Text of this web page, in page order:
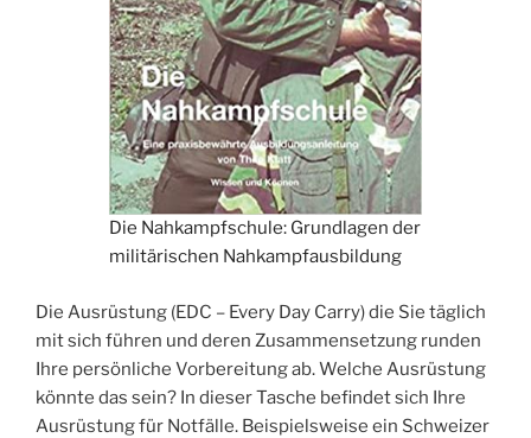
Die Nahkampfschule: Grundlagen der
militärischen Nahkampfausbildung
Die Ausrüstung (EDC – Every Day Carry) die Sie täglich
mit sich führen und deren Zusammensetzung runden
Ihre persönliche Vorbereitung ab. Welche Ausrüstung
könnte das sein? In dieser Tasche befindet sich Ihre
Ausrüstung für Notfälle. Beispielsweise ein Schweizer